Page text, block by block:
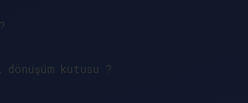
kutusu ?